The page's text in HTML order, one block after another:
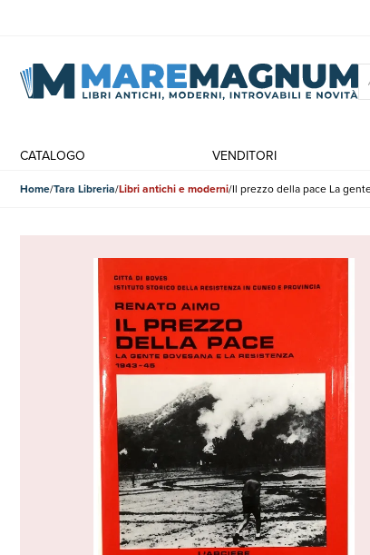
CATALOGO VENDITORI
Home Tara Libreria Libri antichi e moderni Il prezzo della pace La